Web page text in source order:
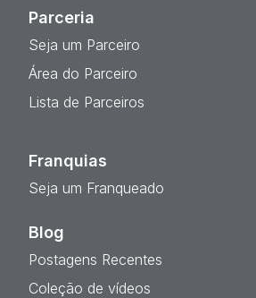
Parceria
Seja um Parceiro
Área do Parceiro
Lista de Parceiros
Franquias
Seja um Franqueado
Blog
Postagens Recentes
Coleção de vídeos